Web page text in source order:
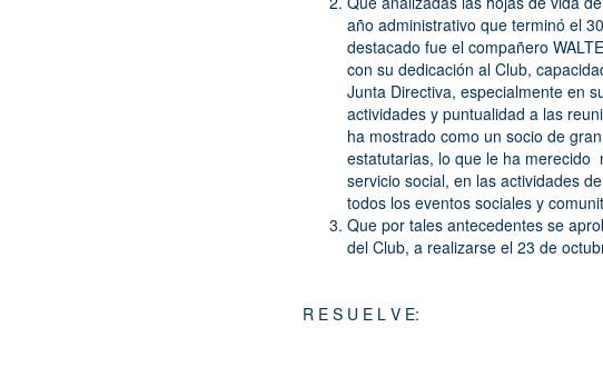
año administrativo que terminó el
destacado fue el compañero
con su dedicación al Club,
Junta Directiva, especialmente en
actividades y puntualidad a las
ha mostrado como un socio de
estatutarias, lo que le ha merecido
servicio social, en las actividades
todos los eventos sociales y
Que por tales antecedentes se
del Club, a realizarse el 23 de
R E S U E L V E: